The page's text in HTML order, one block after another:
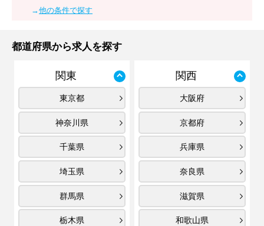
→他の条件で探す
都道府県から求人を探す
関東
東京都
神奈川県
千葉県
埼玉県
群馬県
栃木県
関西
大阪府
京都府
兵庫県
奈良県
滋賀県
和歌山県